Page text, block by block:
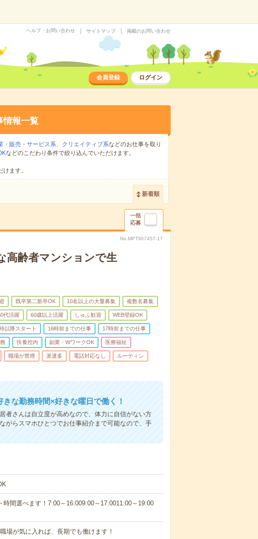
ヘルプ・お問い合わせ サイトマップ 掲載のお問い合わせ
会員登録 ログイン
情報一覧
・販売・サービス系、 クリエイティブ系などのお仕事を取り
などのこだわり条件で絞り込んでいただけます。
ます。
新着順
一括
応募
No.MPT967457-17
高齢者マンションで生
既卒第二新卒OK 10名以上の大量募集 複数名募集
代活躍 60歳以上活躍 しゅふ歓迎 WEB登録OK
以降スタート 16時前までの仕事 17時前までの仕事
扶養控内 副業・WワークOK 医療福祉
職場が禁煙 派遣多 電話対応なし ルーティン
な勤務時間×好きな曜日で働く！
者さんは自立度が高めなので、体力に自信がない方
がらスマホひとつでお仕事紹介まで可能なので、手
間選べます！7:00～16:009:00～17:0011:00～19:00
が気に入れば、長期でも働けます！